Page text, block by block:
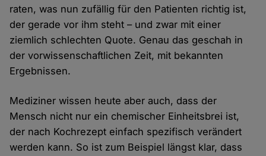
raten, was nun zufällig für den Patienten richtig ist,
der gerade vor ihm steht – und zwar mit einer
ziemlich schlechten Quote. Genau das geschah in
der vorwissenschaftlichen Zeit, mit bekannten
Ergebnissen.
Mediziner wissen heute aber auch, dass der
Mensch nicht nur ein chemischer Einheitsbrei ist,
der nach Kochrezept einfach spezifisch verändert
werden kann. So ist zum Beispiel längst klar, dass